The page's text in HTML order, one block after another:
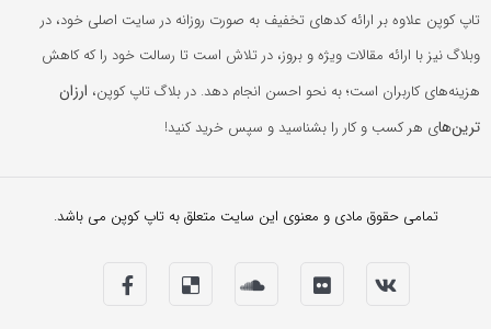
تاپ کوپن علاوه بر ارائه کدهای تخفیف به صورت روزانه در سایت اصلی خود، در
وبلاگ نیز با ارائه مقالات ویژه و بروز، در تلاش است تا رسالت خود را که کاهش
هزینه‌های کاربران است؛ به نحو احسن انجام دهد. در بلاگ تاپ کوپن، ارزان
ترین‌های هر کسب و کار را بشناسید و سپس خرید کنید!
تمامی حقوق مادی و معنوی این سایت متعلق به تاپ کوپن می باشد.